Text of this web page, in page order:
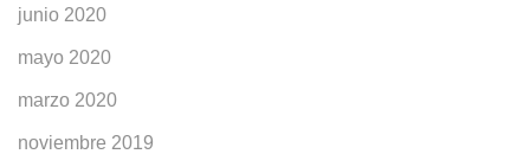
junio 2020
mayo 2020
marzo 2020
noviembre 2019